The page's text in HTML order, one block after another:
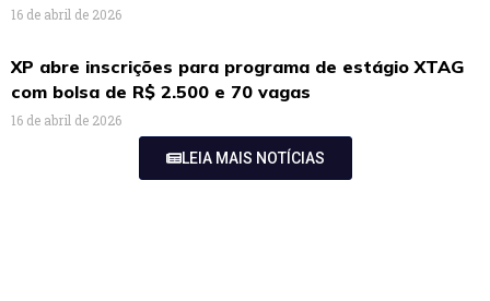
16 de abril de 2026
XP abre inscrições para programa de estágio XTAG
com bolsa de R$ 2.500 e 70 vagas
16 de abril de 2026
LEIA MAIS NOTÍCIAS